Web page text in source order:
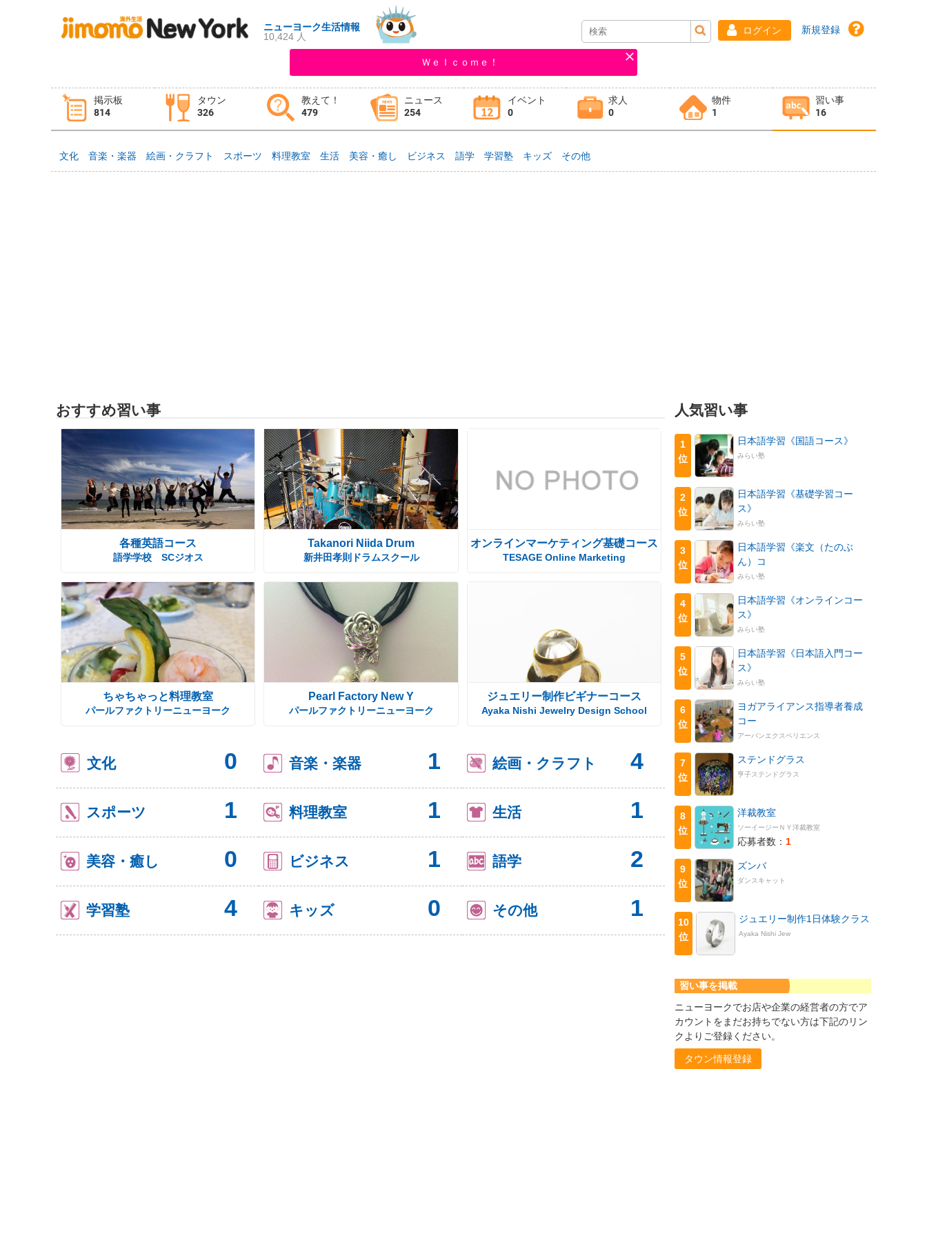
ニューヨーク生活情報
10,424 人
ログイン 新規登録
Ｗｅｌｃｏｍｅ！
掲示板
814
タウン
326
教えて！
479
ニュース
254
イベント
0
求人
0
物件
1
習い事
16
タウン情報
文化 音楽・楽器 絵画・クラフト スポーツ 料理教室 生活 美容・癒し ビジネス 語学 学習塾 キッズ その他
おすすめ習い事
各種英語コース
語学学校 SCジオス
Takanori Niida Drum
新井田孝則ドラムスクール
オンラインマーケティング基礎コース
TESAGE Online Marketing
ちゃちゃっと料理教室
パールファクトリーニューヨーク
Pearl Factory New Y
パールファクトリーニューヨーク
ジュエリー制作ビギナーコース
Ayaka Nishi Jewelry Design School
文化 0 音楽・楽器 1 絵画・クラフト 4
スポーツ 1 料理教室 1 生活 1
美容・癒し 0 ビジネス 1 語学 2
学習塾 4 キッズ 0 その他 1
人気習い事
1
位
日本語学習《国語コース》
みらい塾
2
位
日本語学習《基礎学習コー
ス》
みらい塾
3
位
日本語学習《楽文（たのぶ
ん）コ
みらい塾
4
位
日本語学習《オンラインコー
ス》
みらい塾
5
位
日本語学習《日本語入門コー
ス》
みらい塾
6
位
ヨガアライアンス指導者養成
コー
アーバンエクスペリエンス
7
位
ステンドグラス
亨子ステンドグラス
8
位
洋裁教室
ソーイージーＮＹ洋裁教室
応募者数： 1
9
位
ズンバ
ダンスキャット
10
位
ジュエリー制作1日体験クラス
Ayaka Nishi Jew
習い事を掲載
ニューヨークでお店や企業の経営者の方でア
カウントをまだお持ちでない方は下記のリン
クよりご登録ください。
タウン情報登録